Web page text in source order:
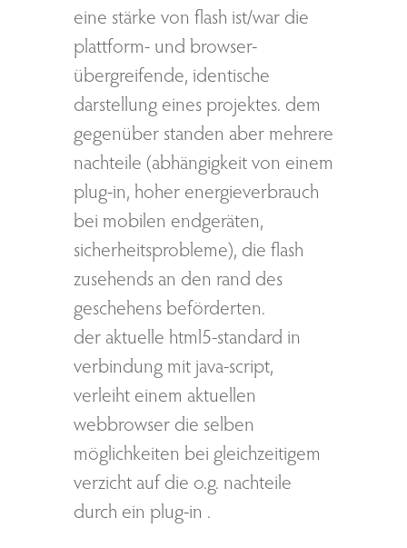
eine stärke von flash ist/war die
plattform- und browser-
übergreifende, identische
darstellung eines projektes. dem
gegenüber standen aber mehrere
nachteile (abhängigkeit von einem
plug-in, hoher energieverbrauch
bei mobilen endgeräten,
sicherheitsprobleme), die flash
zusehends an den rand des
geschehens beförderten.
der aktuelle html5-standard in
verbindung mit java-script,
verleiht einem aktuellen
webbrowser die selben
möglichkeiten bei gleichzeitigem
verzicht auf die o.g. nachteile
durch ein plug-in .